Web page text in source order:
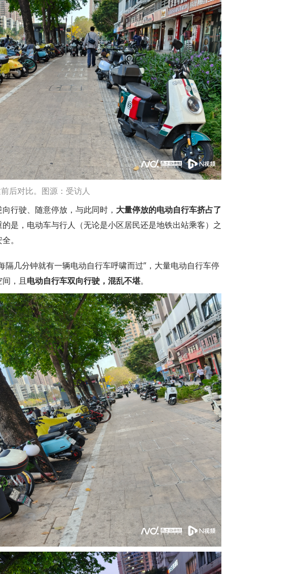
后对比。图源：受访人
行驶、随意停放，与此同时， 大量停放的电动自行车挤占了
的是，电动车与行人（无论是小区居民还是地铁出站乘客）之
。
隔几分钟就有一辆电动自行车呼啸而过”，大量电动自行车停
，且电动自行车双向行驶，混乱不堪。